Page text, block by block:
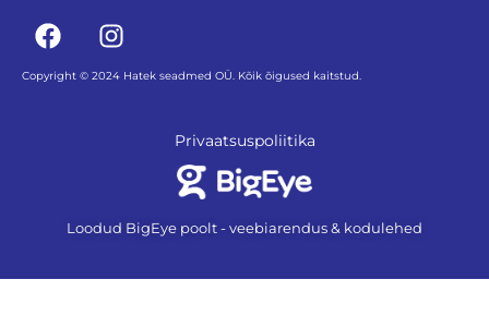
Copyright © 2024 Hatek seadmed OÜ. Kõik õigused kaitstud.
Privaatsuspoliitika
Loodud BigEye poolt - veebiarendus & kodulehed